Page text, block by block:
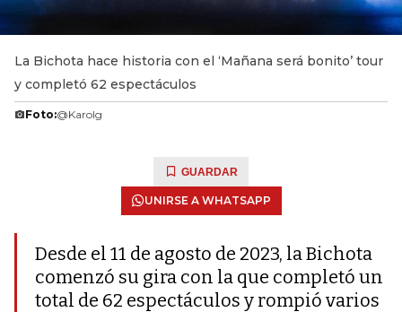
La Bichota hace historia con el ‘Mañana será bonito’ tour
y completó 62 espectáculos
Foto:@Karolg
GUARDAR
UNIRSE A WHATSAPP
Desde el 11 de agosto de 2023, la Bichota
comenzó su gira con la que completó un
total de 62 espectáculos y rompió varios